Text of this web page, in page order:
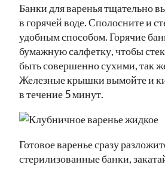
Банки для варенья тщательно
в горячей воде. Сполосните и
удобным способом. Горячие
бумажную салфетку, чтобы
быть совершенно сухими, так
Железные крышки вымойте и
в течение 5 минут.
Готовое варенье сразу
стерилизованные банки,